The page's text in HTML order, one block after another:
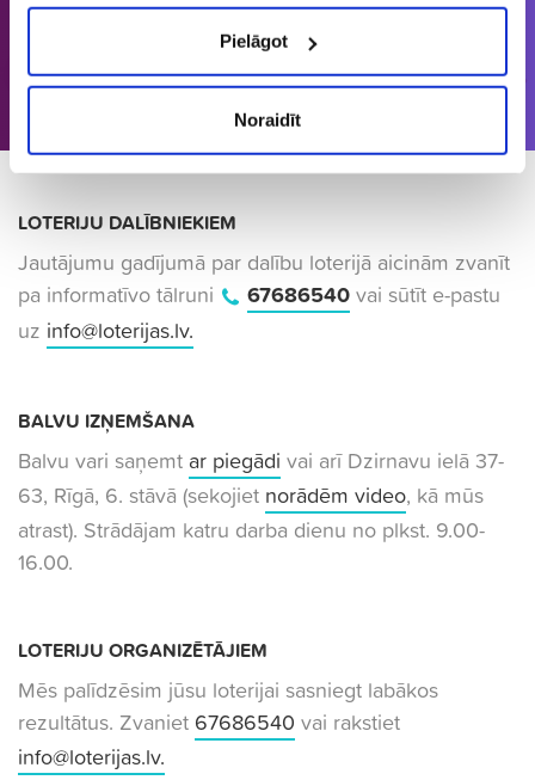
Pielāgot
Noraidīt
LOTERIJU DALĪBNIEKIEM
Jautājumu gadījumā par dalību loterijā aicinām zvanīt
pa informatīvo tālruni
67686540vai sūtīt e-pastu
uz info@loterijas.lv.
BALVU IZŅEMŠANA
Balvu vari saņemt ar piegādi vai arī Dzirnavu ielā 37-
63, Rīgā, 6. stāvā (sekojiet norādēm video, kā mūs
atrast). Strādājam katru darba dienu no plkst. 9.00-
16.00.
LOTERIJU ORGANIZĒTĀJIEM
Mēs palīdzēsim jūsu loterijai sasniegt labākos
rezultātus. Zvaniet 67686540 vai rakstiet
info@loterijas.lv.